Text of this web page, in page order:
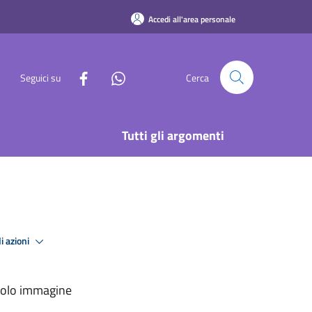
Accedi all'area personale
Seguici su Cerca
Tutti gli argomenti
azioni